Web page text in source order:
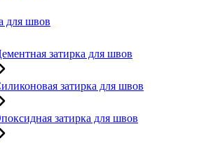
для швов
затирка для швов
затирка для швов
затирка для швов